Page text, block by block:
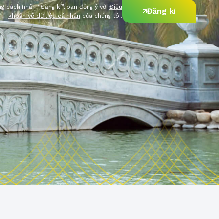
cách nhấn “Đăng kí”, bạn đồng ý vớiĐiều
khoản về dữ liệu cá nhân của chúng tôi. Đăng kí